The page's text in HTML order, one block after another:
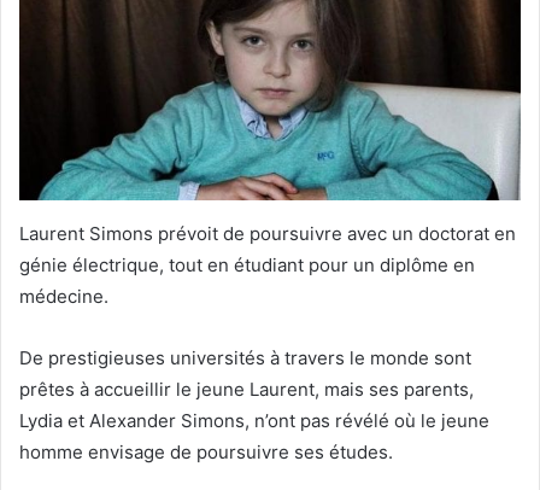
Laurent Simons prévoit de poursuivre avec un doctorat en
génie électrique, tout en étudiant pour un diplôme en
médecine.
De prestigieuses universités à travers le monde sont
prêtes à accueillir le jeune Laurent, mais ses parents,
Lydia et Alexander Simons, n’ont pas révélé où le jeune
homme envisage de poursuivre ses études.